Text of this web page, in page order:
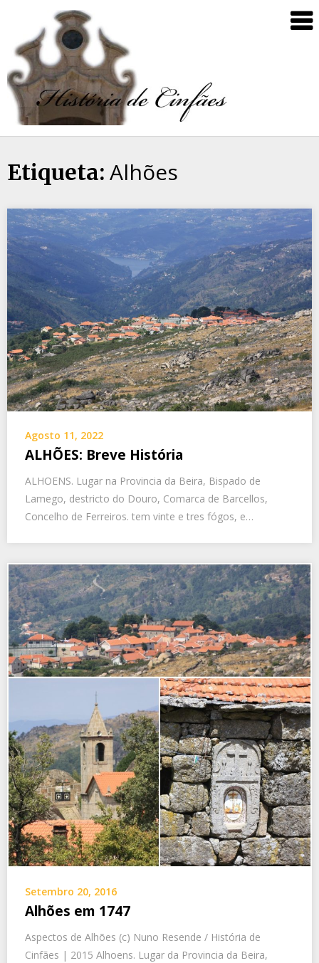
Etiqueta: Alhões
Agosto 11, 2022
ALHÕES: Breve História
ALHOENS. Lugar na Provincia da Beira, Bispado de
Lamego, destricto do Douro, Comarca de Barcellos,
Concelho de Ferreiros. tem vinte e tres fógos, e…
Setembro 20, 2016
Alhões em 1747
Aspectos de Alhões (c) Nuno Resende / História de
Cinfães | 2015 Alhoens. Lugar da Provincia da Beira,